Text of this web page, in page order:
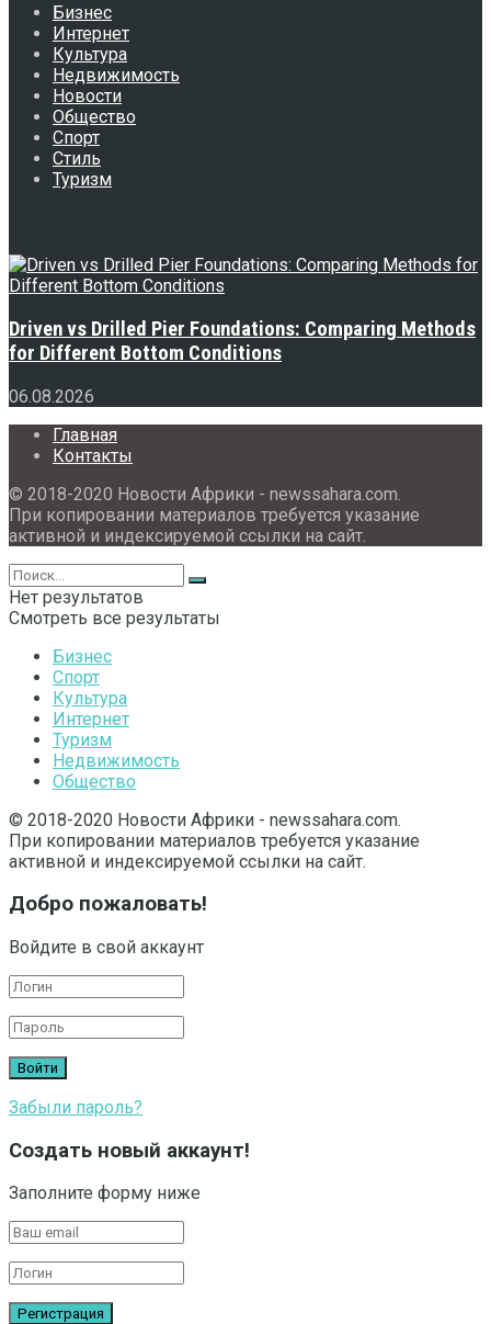
Бизнес
Интернет
Культура
Недвижимость
Новости
Общество
Спорт
Стиль
Туризм
Driven vs Drilled Pier Foundations: Comparing Methods
for Different Bottom Conditions
06.08.2026
Главная
Контакты
© 2018-2020 Новости Африки - newssahara.com.
При копировании материалов требуется указание
активной и индексируемой ссылки на сайт.
Нет результатов
Смотреть все результаты
Бизнес
Спорт
Культура
Интернет
Туризм
Недвижимость
Общество
© 2018-2020 Новости Африки - newssahara.com.
При копировании материалов требуется указание
активной и индексируемой ссылки на сайт.
Добро пожаловать!
Войдите в свой аккаунт
Забыли пароль?
Создать новый аккаунт!
Заполните форму ниже